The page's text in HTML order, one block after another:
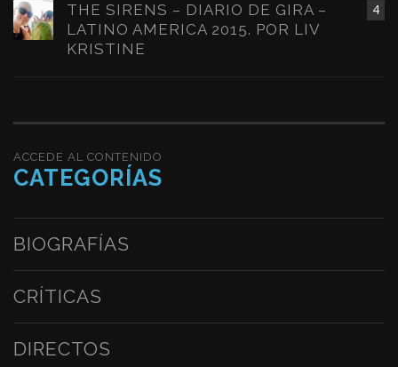
4
THE SIRENS – DIARIO DE GIRA –
LATINO AMERICA 2015. POR LIV
KRISTINE
ACCEDE AL CONTENIDO
CATEGORÍAS
BIOGRAFÍAS
CRÍTICAS
DIRECTOS